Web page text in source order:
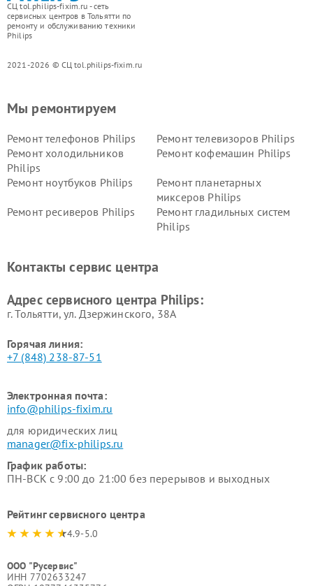
СЦ tol.philips-fixim.ru - сеть
сервисных центров в Тольятти по
ремонту и обслуживанию техники
Philips
2021-2026 © СЦ tol.philips-fixim.ru
Мы ремонтируем
Ремонт телефонов Philips
Ремонт телевизоров Philips
Ремонт холодильников
Philips
Ремонт кофемашин Philips
Ремонт ноутбуков Philips
Ремонт планетарных
миксеров Philips
Ремонт ресиверов Philips
Ремонт гладильных систем
Philips
Ремонт стиральных машин
Ремонт увлажнителей
Контакты сервис центра
Адрес сервисного центра Philips:
г. Тольятти, ул. Дзержинского, 38А
Горячая линия:
+7 (848) 238-87-51
Электронная почта:
info@philips-fixim.ru
для юридических лиц
manager@fix-philips.ru
График работы:
ПН-ВСК с 9:00 до 21:00 без перерывов и выходных
Рейтинг сервисного центра
4.9-5.0
ООО "Русервис"
ИНН 7702633247